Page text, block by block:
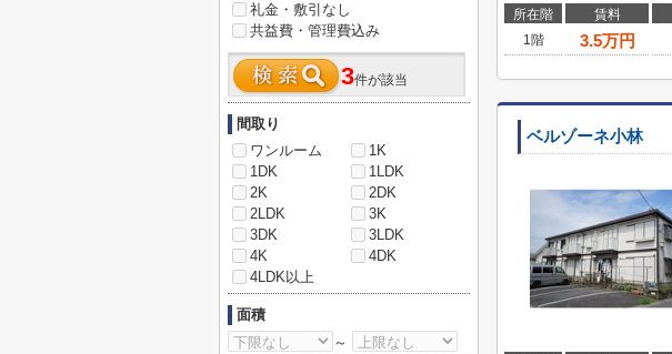
所在階 賃料
1階
3.5万円
ベルゾーネ小林
礼金・敷引なし
共益費・管理費込み
3件が該当
間取り
ワンルーム
1K
1DK
1LDK
2K
2DK
2LDK
3K
3DK
3LDK
4K
4DK
4LDK以上
面積
～